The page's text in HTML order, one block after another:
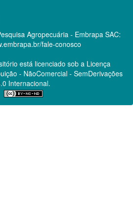
Agropecuária - Embrapa SAC:
fale-conosco
está licenciado sob a Licença
- NãoComercial - SemDerivações
Internacional.